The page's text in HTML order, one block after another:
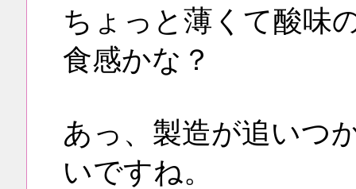
ちょっと薄くて酸味
食感かな？
あっ、製造が追いつ
いですね。